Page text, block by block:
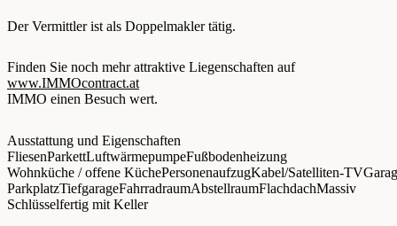
Der Vermittler ist als Doppelmakler tätig.
Finden Sie noch mehr attraktive Liegenschaften auf
www.IMMOcontract.at
IMMO einen Besuch wert.
Ausstattung und Eigenschaften
FliesenParkettLuftwärmepumpeFußbodenheizung
Wohnküche / offene KüchePersonenaufzugKabel/Satelliten-TV
ParkplatzTiefgarageFahrradraumAbstellraumFlachdachMassiv
Schlüsselfertig mit Keller